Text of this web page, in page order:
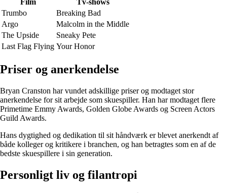
Film
Tv-shows
Trumbo
Breaking Bad
Argo
Malcolm in the Middle
The Upside
Sneaky Pete
Last Flag Flying Your Honor
Priser og anerkendelse
Bryan Cranston har vundet adskillige priser og modtaget stor
anerkendelse for sit arbejde som skuespiller. Han har modtaget flere
Primetime Emmy Awards, Golden Globe Awards og Screen Actors
Guild Awards.
Hans dygtighed og dedikation til sit håndværk er blevet anerkendt af
både kolleger og kritikere i branchen, og han betragtes som en af ​​de
bedste skuespillere i sin generation.
Personligt liv og filantropi